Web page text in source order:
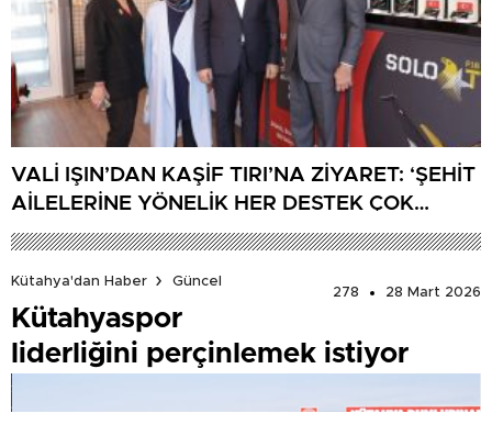
VALİ IŞIN’DAN KAŞİF TIRI’NA ZİYARET: ‘ŞEHİT
AİLELERİNE YÖNELİK HER DESTEK ÇOK
DEĞERLİ’
Kütahya'dan Haber
Güncel
278
28 Mart 2026
Kütahyaspor
liderliğini perçinlemek istiyor